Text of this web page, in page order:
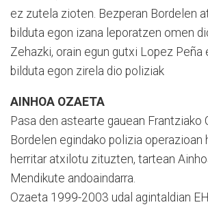
ez zutela zioten. Bezperan Bordelen
bilduta egon izana leporatzen omen
Zehazki, orain egun gutxi Lopez Peña
bilduta egon zirela dio poliziak
AINHOA OZAETA
Pasa den astearte gauean Frantziako
Bordelen egindako polizia operazioan
herritar atxilotu zituzten, tartean
Mendikute andoaindarra.
Ozaeta 1999-2003 udal agintaldian